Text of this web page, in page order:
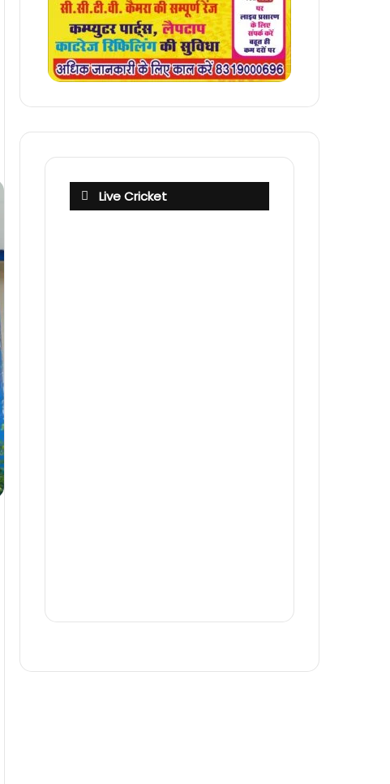
Live Cricket